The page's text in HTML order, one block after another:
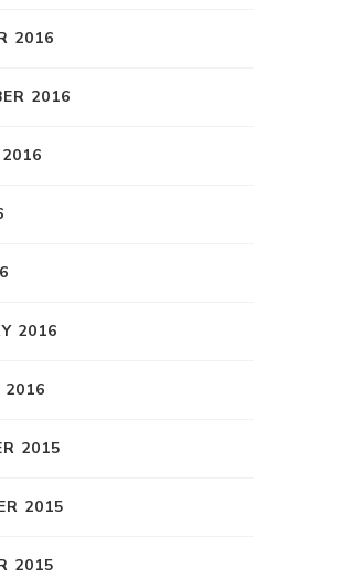
2016
2016
2016
2016
2015
2015
2015